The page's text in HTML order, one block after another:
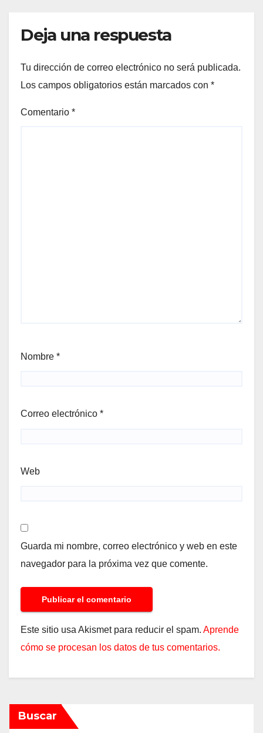
Deja una respuesta
Tu dirección de correo electrónico no será publicada.
Los campos obligatorios están marcados con *
Comentario *
Nombre *
Correo electrónico *
Web
Guarda mi nombre, correo electrónico y web en este
navegador para la próxima vez que comente.
Este sitio usa Akismet para reducir el spam. Aprende
cómo se procesan los datos de tus comentarios.
Buscar